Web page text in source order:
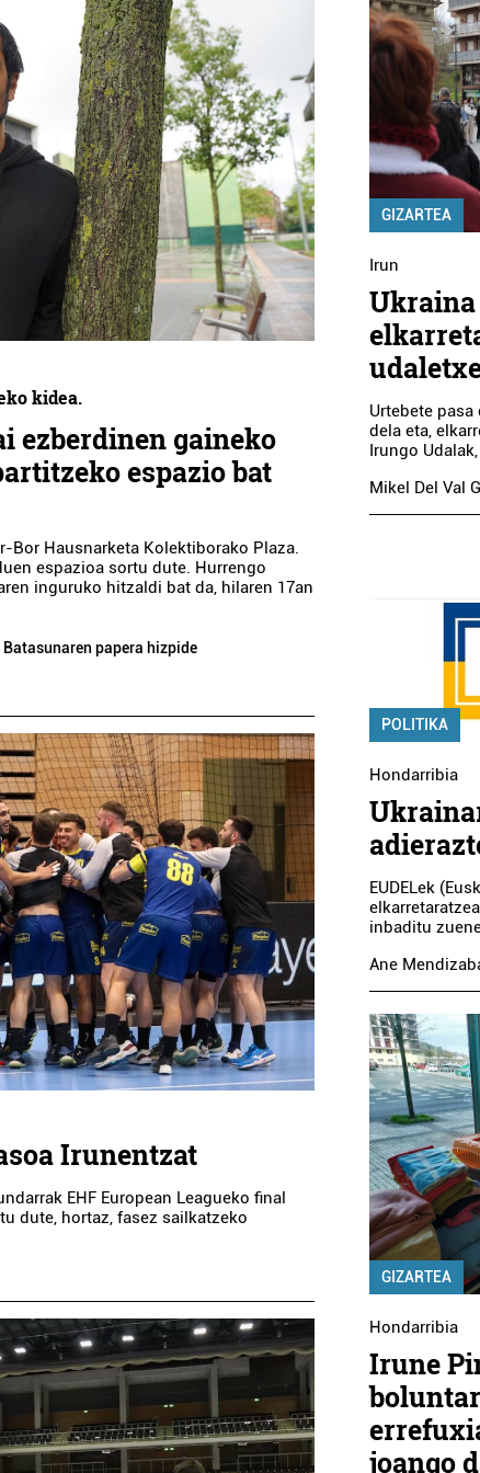
kidea.
ezberdinen gaineko
espazio bat
Bor Hausnarketa Kolektiborako Plaza.
espazioa sortu dute. Hurrengo
inguruko hitzaldi bat da, hilaren 17an
papera hizpide
Irunentzat
EHF European Leagueko final
dute, hortaz, fasez sailkatzeko
GIZARTEA
Irun
Ukraina
Urtebete
dela eta,
Irungo
Mikel Del Val
POLITIKA
Hondarribia
EUDELek
inbaditu
Ane
GIZARTEA
Hondarribia
Irune
joango
Itzulpenak